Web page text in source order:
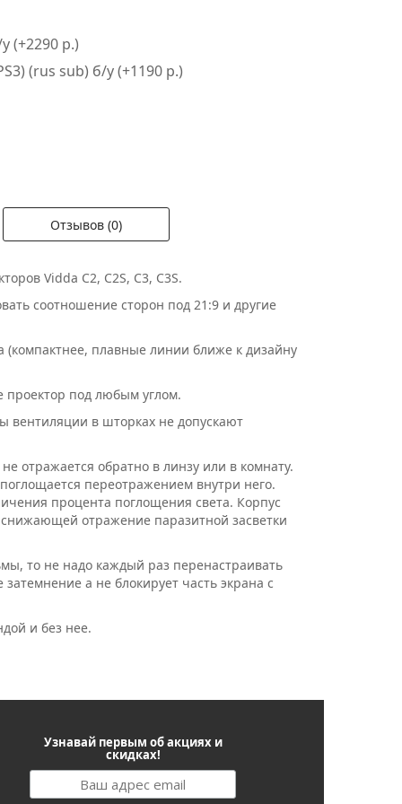
(+2290 р.)
(rus sub) б/у (+1190 р.)
Отзывов (0)
Vidda C2, C2S, C3, C3S.
соотношение сторон под 21:9 и другие
плавные линии ближе к дизайну
проектор под любым углом.
вентиляции в шторках не допускают
отражается обратно в линзу или в комнату.
переотражением внутри него.
процента поглощения света. Корпус
отражение паразитной засветки
то не надо каждый раз перенастраивать
а не блокирует часть экрана с
и без нее.
Узнавай первым об акциях и
скидках!